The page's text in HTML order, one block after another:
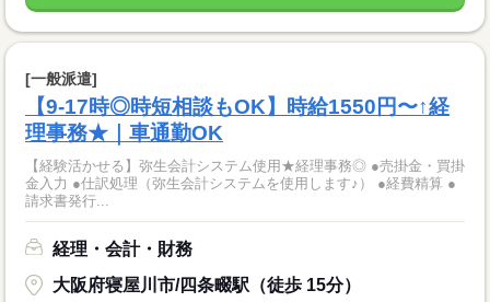
[一般派遣]
【9-17時◎時短相談もOK】時給1550円〜↑経
理事務★｜車通勤OK
【経験活かせる】弥生会計システム使用★経理事務◎ ●売掛金・買掛
金入力 ●仕訳処理（弥生会計システムを使用します♪） ●経費精算 ●
請求書発行...
経理・会計・財務
大阪府寝屋川市/四条畷駅（徒歩 15分）